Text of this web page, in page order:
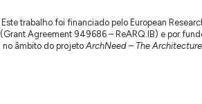
Este trabalho foi financiado pelo European
(Grant Agreement 949686 – ReARQ.IB) e por
no âmbito do projetoArchNeed – The